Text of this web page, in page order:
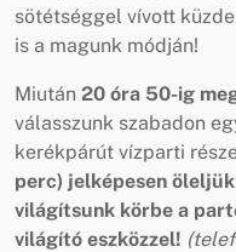
sötétséggel vívott
is a magunk módján!
Miután 20 óra 50-ig
válasszunk szabadon
kerékpárút vízparti
perc) jelképesen
világítsunk körbe a
világító eszközzel!